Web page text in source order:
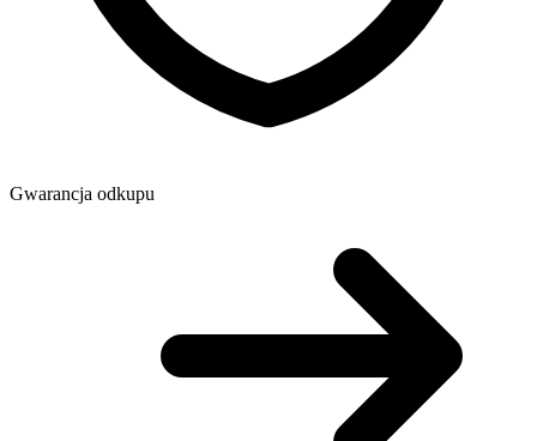
Gwarancja odkupu